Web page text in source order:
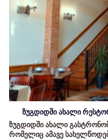
ზუგდიდში ახალი
ზუგდიდში ახალი
რომელიც ამავე